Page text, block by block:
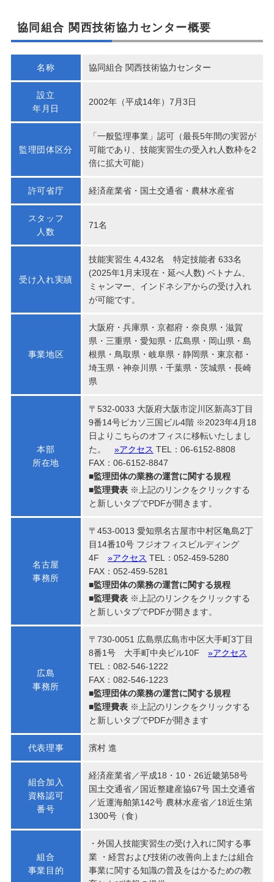
協同組合 関西技術協力センター概要
名称 協同組合 関西技術協力センター
設立
年月日
2002年（平成14年）7月3日
監理団体区分
「一般監理事業」認可（最長5年間の実習が
可能であり、技能実習生の受入れ人数枠を2
倍に拡大可能）
許可省庁 経済産業省・国土交通省・農林水産省
スタッフ
人数
71名
受け入れ実績
技能実習生 4,432名 特定技能者 633名
(2025年1月末現在・延べ人数) ベトナム、
ミャンマー、インドネシアからの受け入れ
が可能です。
事業地区
大阪府・兵庫県・京都府・奈良県・滋賀
県・三重県・愛知県・広島県・岡山県・島
根県・鳥取県・岐阜県・静岡県・東京都・
埼玉県・神奈川県・千葉県・茨城県・長崎
県
本部
所在地
〒532-0033 大阪府大阪市淀川区新高3丁目
9番14号ピカソ三国ビル4階 ※2023年4月18
日よりこちらのオフィスに移転いたしまし
た。 »アクセス TEL：06-6152-8808
FAX：06-6152-8847
■監理団体の業務の運営に関する規程
■監理費表 ※上記のリンクをクリックする
と新しいタブでPDFが開きます。
名古屋
事務所
〒453-0013 愛知県名古屋市中村区亀島2丁
目14番10号 フジオフィスビルディング
4F »アクセス TEL：052-459-5280
FAX：052-459-5281
■監理団体の業務の運営に関する規程
■監理費表 ※上記のリンクをクリックする
と新しいタブでPDFが開きます。
広島
事務所
〒730-0051 広島県広島市中区大手町3丁目
8番1号 大手町中央ビル10F »アクセス
TEL：082-546-1222
FAX：082-546-1223
■監理団体の業務の運営に関する規程
■監理費表 ※上記のリンクをクリックする
と新しいタブでPDFが開きます
代表理事 濱村 進
組合加入
資格認可
番号
経済産業省／平成18・10・26近畿第58号
国土交通省／国近整建産協67号 国土交通省
／近運海舶第142号 農林水産省／18近生第
1300号（食）
組合
事業目的
・外国人技能実習生の受け入れに関する事
業 ・経営および技術の改善向上または組合
事業に関する知識の普及をはかるための教